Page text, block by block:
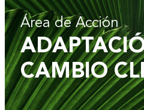
Área de Acción
CAMBIO